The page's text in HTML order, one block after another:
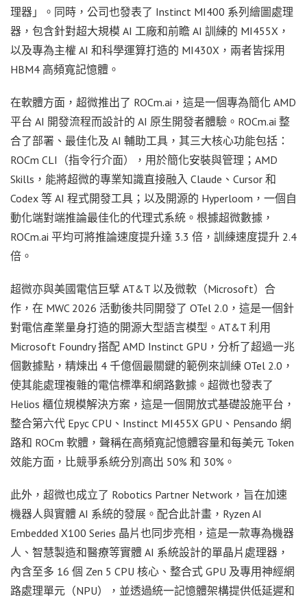
理器」。同時，公司也發表了 Instinct MI400 系列繪圖處理
器，包含針對超大規模 AI 工廠和前瞻 AI 訓練的 MI455X，
以及專為主權 AI 和科學運算打造的 MI430X，兩者皆採用
HBM4 高頻寬記憶體。
在軟體方面，超微推出了 ROCm.ai，這是一個專為簡化 AMD
平台 AI 開發流程而設計的 AI 原生開發者體驗。ROCm.ai 整
合了部署、最佳化及 AI 輔助工具，其三大核心功能包括：
ROCm CLI（指令行介面），用於簡化安裝與管理；AMD
Skills，能將超微的專業知識直接融入 Claude、Cursor 和
Codex 等 AI 程式開發工具；以及開源的 Hyperloom，一個自
動化端對端推論最佳化的代理式系統。根據超微數據，
ROCm.ai 平均可將推論速度提升達 3.3 倍，訓練速度提升 2.4
倍。
超微亦與美國電信巨擘 AT&T 以及微軟（Microsoft）合
作，在 MWC 2026 活動後共同開發了 OTel 2.0，這是一個針
對電信產業量身打造的開源大型語言模型。AT&T 利用
Microsoft Foundry 搭配 AMD Instinct GPU，分析了超過一兆
個數據點，精煉出 4 千億個最關鍵的範例來訓練 OTel 2.0，
使其能處理複雜的電信標準和網路數據。超微也發表了
Helios 櫃位規模解決方案，這是一個開放式基礎設施平台，
整合第六代 Epyc CPU、Instinct MI455X GPU、Pensando 網
路和 ROCm 軟體，聲稱在高頻寬記憶體容量和每美元 Token
效能方面，比競爭系統分別高出 50% 和 30%。
此外，超微也成立了 Robotics Partner Network，旨在加速
機器人與實體 AI 系統的發展。配合此計畫，Ryzen AI
Embedded X100 Series 晶片也同步亮相，這是一款專為機器
人、智慧製造和醫療等實體 AI 系統設計的單晶片處理器，
內含至多 16 個 Zen 5 CPU 核心、整合式 GPU 及專用神經網
路處理單元（NPU），並透過統一記憶體架構提供低延遲和